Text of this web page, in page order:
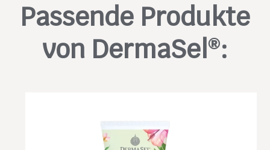
Passende Produkte
von DermaSel®: